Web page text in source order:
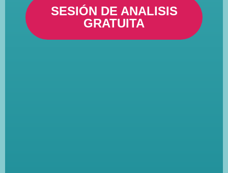
SESIÓN DE ANALISIS
GRATUITA